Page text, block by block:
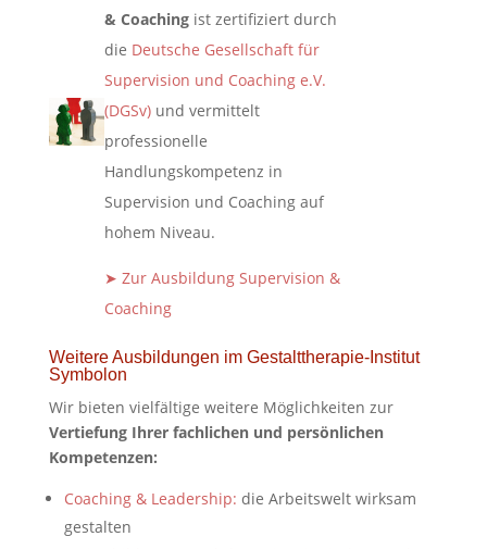
& Coaching ist zertifiziert durch
die Deutsche Gesellschaft für
Supervision und Coaching e.V.
(DGSv) und vermittelt
professionelle
Handlungskompetenz in
Supervision und Coaching auf
hohem Niveau.
➤ Zur Ausbildung Supervision &
Coaching
Weitere Ausbildungen im Gestalttherapie-Institut
Symbolon
Wir bieten vielfältige weitere Möglichkeiten zur
Vertiefung Ihrer fachlichen und persönlichen
Kompetenzen:
Coaching & Leadership: die Arbeitswelt wirksam
gestalten